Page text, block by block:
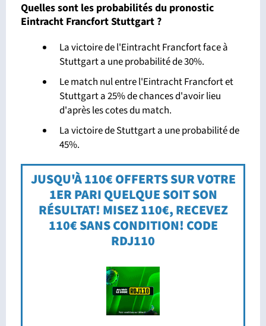
Quelles sont les probabilités du pronostic
Eintracht Francfort Stuttgart ?
La victoire de l'Eintracht Francfort face à
Stuttgart a une probabilité de 30%.
Le match nul entre l'Eintracht Francfort et
Stuttgart a 25% de chances d'avoir lieu
d'après les cotes du match.
La victoire de Stuttgart a une probabilité de
45%.
JUSQU'À 110€ OFFERTS SUR VOTRE
1ER PARI QUELQUE SOIT SON
RÉSULTAT! MISEZ 110€, RECEVEZ
110€ SANS CONDITION! CODE
RDJ110